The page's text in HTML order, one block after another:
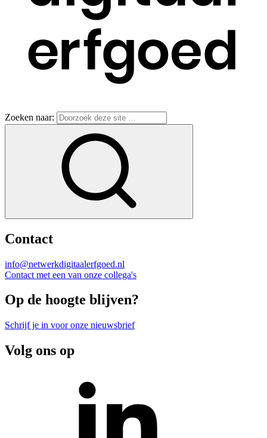
Zoeken naar:
Contact
info@netwerkdigitaalerfgoed.nl
Contact met een van onze collega's
Op de hoogte blijven?
Schrijf je in voor onze nieuwsbrief
Volg ons op